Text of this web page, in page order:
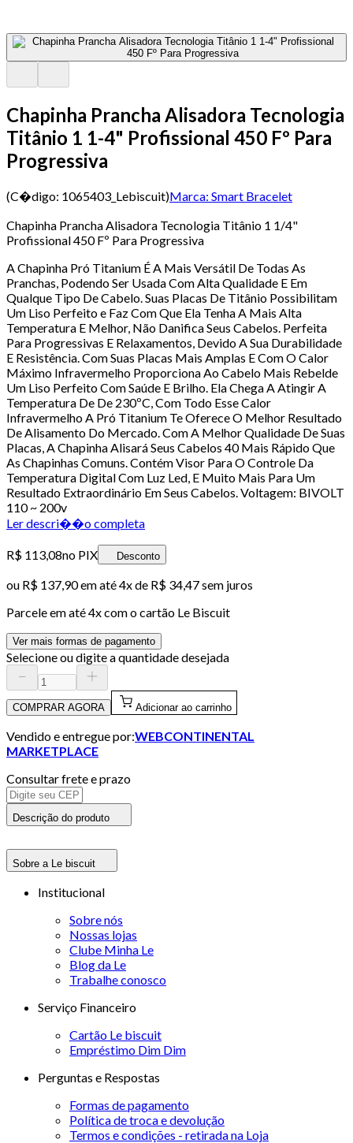
Chapinha Prancha Alisadora Tecnologia
Titânio 1 1-4" Profissional 450 Fº Para
Progressiva
(C�digo: 1065403_Lebiscuit)Marca: Smart Bracelet
Chapinha Prancha Alisadora Tecnologia Titânio 1 1/4"
Profissional 450 Fº Para Progressiva
A Chapinha Pró Titanium É A Mais Versátil De Todas As
Pranchas, Podendo Ser Usada Com Alta Qualidade E Em
Qualque Tipo De Cabelo. Suas Placas De Titânio Possibilitam
Um Liso Perfeito e Faz Com Que Ela Tenha A Mais Alta
Temperatura E Melhor, Não Danifica Seus Cabelos. Perfeita
Para Progressivas E Relaxamentos, Devido A Sua Durabilidade
E Resistência. Com Suas Placas Mais Amplas E Com O Calor
Máximo Infravermelho Proporciona Ao Cabelo Mais Rebelde
Um Liso Perfeito Com Saúde E Brilho. Ela Chega A Atingir A
Temperatura De De 230ºC, Com Todo Esse Calor
Infravermelho A Pró Titanium Te Oferece O Melhor Resultado
De Alisamento Do Mercado. Com A Melhor Qualidade De Suas
Placas, A Chapinha Alisará Seus Cabelos 40 Mais Rápido Que
As Chapinhas Comuns. Contém Visor Para O Controle Da
Temperatura Digital Com Luz Led, E Muito Mais Para Um
Resultado Extraordinário Em Seus Cabelos. Voltagem: BIVOLT
110 ~ 200v
Ler descri��o completa
R$ 113,08no PIX Desconto
ou R$ 137,90em até4x de R$ 34,47 sem juros
Parcele em até4x com o cartão Le Biscuit
Ver mais formas de pagamento
Selecione ou digite a quantidade desejada
COMPRAR AGORA Adicionar ao carrinho
Vendido e entregue por:WEBCONTINENTAL
MARKETPLACE
Consultar frete e prazo
Descrição do produto
Sobre a Le biscuit
Institucional
Sobre nós
Nossas lojas
Clube Minha Le
Blog da Le
Trabalhe conosco
Serviço Financeiro
Cartão Le biscuit
Empréstimo Dim Dim
Perguntas e Respostas
Formas de pagamento
Política de troca e devolução
Termos e condições - retirada na Loja